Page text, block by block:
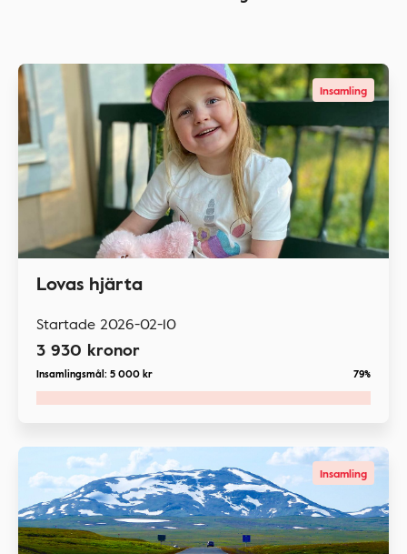
Insamling
Lovas hjärta
Startade 2026-02-10
3 930 kronor
Insamlingsmål: 5 000kr 79%
Insamling